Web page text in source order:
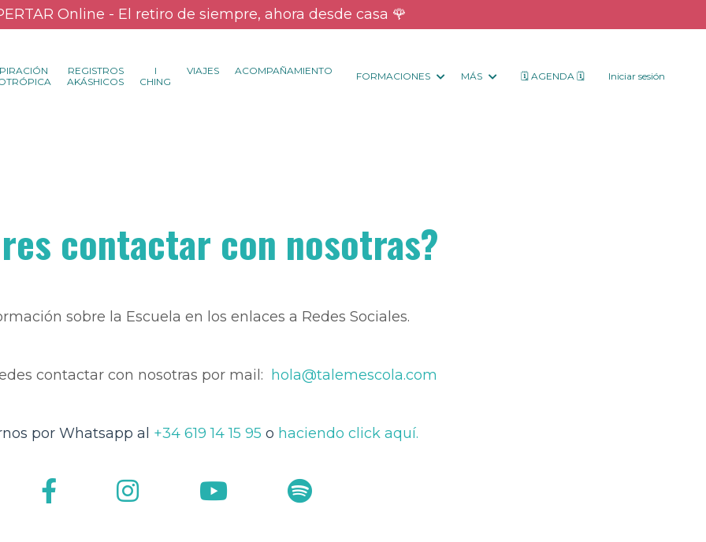
Online - El retiro de siempre, ahora desde casa 🌹
REGISTROS
AKÁSHICOS
I
CHING
VIAJES ACOMPAÑAMIENTO FORMACIONES MÁS 🗓 AGENDA 🗓 Iniciar sesión
contactar con nosotras?
sobre la Escuela en los enlaces a Redes Sociales.
contactar con nosotras por mail: hola@talemescola.com
por Whatsapp al +34 619 14 15 95 o haciendo click aquí.